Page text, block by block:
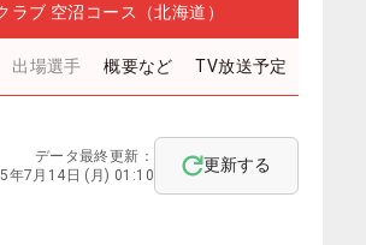
ラブ 空沼コース（北海道）
出場選手 概要など TV放送予定
データ最終更新：
年7月14日 (月) 01:10
更新する